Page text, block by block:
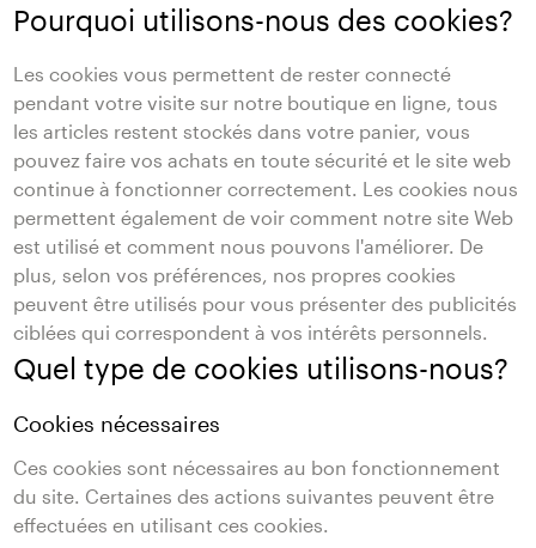
Pourquoi utilisons-nous des cookies?
Les cookies vous permettent de rester connecté
pendant votre visite sur notre boutique en ligne, tous
les articles restent stockés dans votre panier, vous
pouvez faire vos achats en toute sécurité et le site web
continue à fonctionner correctement. Les cookies nous
permettent également de voir comment notre site Web
est utilisé et comment nous pouvons l'améliorer. De
plus, selon vos préférences, nos propres cookies
peuvent être utilisés pour vous présenter des publicités
ciblées qui correspondent à vos intérêts personnels.
Quel type de cookies utilisons-nous?
Cookies nécessaires
Ces cookies sont nécessaires au bon fonctionnement
du site. Certaines des actions suivantes peuvent être
effectuées en utilisant ces cookies.